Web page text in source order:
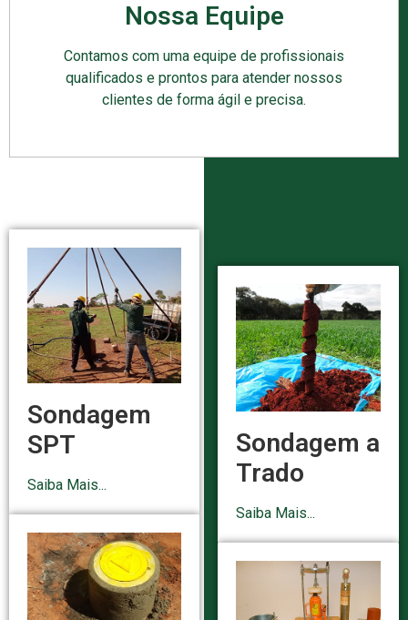
Nossa Equipe
Contamos com uma equipe de profissionais
qualificados e prontos para atender nossos
clientes de forma ágil e precisa.
Sondagem
SPT
Saiba Mais...
Sondagem a
Trado
Saiba Mais...